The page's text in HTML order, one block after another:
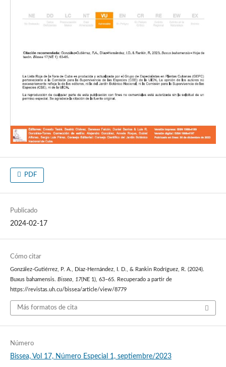
PDF
Publicado
2024-02-17
Cómo citar
González-Gutiérrez, P. A., Díaz-Hernández, I. D., & Rankin Rodríguez, R. (2024).
Buxus bahamensis. Bissea, 17(NE 1), 63–65. Recuperado a partir de
https://revistas.uh.cu/bissea/article/view/8779
Más formatos de cita
Número
Bissea, Vol 17, Número Especial 1, septiembre/2023